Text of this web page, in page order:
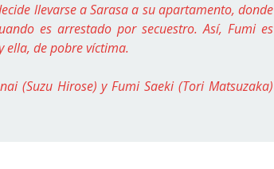
llevarse a Sarasa a su apartamento, donde
es arrestado por secuestro. Así, Fumi es
ella, de pobre víctima.
(Suzu Hirose) y Fumi Saeki (Tori Matsuzaka)